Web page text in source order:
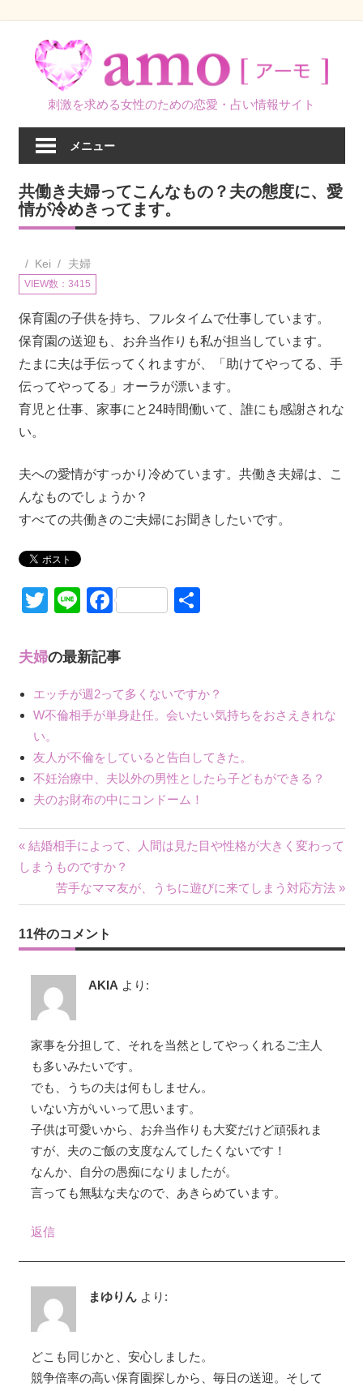
刺激を求める女性のための恋愛・占い情報サイト
メニュー
共働き夫婦ってこんなもの？夫の態度に、愛
情が冷めきってます。
Kei 夫婦
VIEW数：3415
保育園の子供を持ち、フルタイムで仕事しています。
保育園の送迎も、お弁当作りも私が担当しています。
たまに夫は手伝ってくれますが、「助けてやってる、手
伝ってやってる」オーラが漂います。
育児と仕事、家事にと24時間働いて、誰にも感謝されな
い。
夫への愛情がすっかり冷めています。共働き夫婦は、こ
んなものでしょうか？
すべての共働きのご夫婦にお聞きしたいです。
Twitter
LineFacebook
夫婦の最新記事
エッチが週2って多くないですか？
W不倫相手が単身赴任。会いたい気持ちをおさえきれな
い。
友人が不倫をしていると告白してきた。
不妊治療中、夫以外の男性としたら子どもができる？
夫のお財布の中にコンドーム！
投
ナ
ー
シ
ョ
ン
« 結婚相手によって、人間は見た目や性格が大きく変わって
しまうものですか？
苦手なママ友が、うちに遊びに来てしまう対応方法 »
11件のコメント
AKIA より:
家事を分担して、それを当然としてやっくれるご主人
も多いみたいです。
でも、うちの夫は何もしません。
いない方がいいって思います。
子供は可愛いから、お弁当作りも大変だけど頑張れま
すが、夫のご飯の支度なんてしたくないです！
なんか、自分の愚痴になりましたが。
言っても無駄な夫なので、あきらめています。
返信
まゆりん より:
どこも同じかと、安心しました。
競争倍率の高い保育園探しから、毎日の送迎。そして